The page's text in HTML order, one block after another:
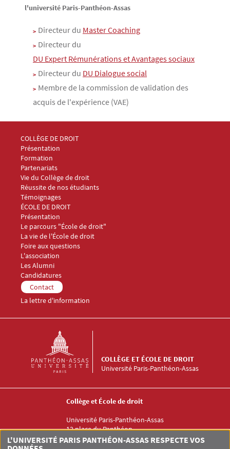
l'université Paris-Panthéon-Assas
Directeur du Master Coaching
Directeur du
DU Expert Rémunérations et Avantages sociaux
Directeur du DU Dialogue social
Membre de la commission de validation des
acquis de l'expérience (VAE)
Menu Footer Collège et École de droit 1
COLLÈGE DE DROIT
Présentation
Formation
Partenariats
Vie du Collège de droit
Réussite de nos étudiants
Témoignages
Menu Footer Collège et École de droit 2
ÉCOLE DE DROIT
Présentation
Le parcours "École de droit"
La vie de l'École de droit
Foire aux questions
Menu Footer Collège et École de droit 3
L'association
Les Alumni
Menu Footer Collège et École de droit 4
Candidatures
Menu Footer Collège et École de droit 5
Contact
La lettre d'information
Université Paris-Panthéon-Assas
COLLÈGE ET ÉCOLE DE DROIT
Collège et École de droit
Université Paris-Panthéon-Assas
12 place du Panthéon
75005 PARIS
L'UNIVERSITÉ PARIS PANTHÉON-ASSAS RESPECTE VOS